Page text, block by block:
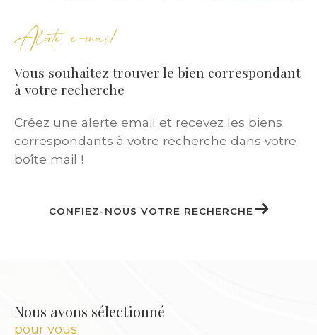
Nos annonces immobilières
large gamme :
Appartements T2 ou T3 pour jeunes actifs
T5 pour familles
Maisons individuelles avec jardin
Alerte e-mail
Vous souhaitez trouver le bien correspondant
à votre recherche
Créez une alerte email et recevez les biens
correspondants à votre recherche dans votre
boîte mail !
CONFIEZ-NOUS VOTRE RECHERCHE
Nous avons sélectionné
pour vous